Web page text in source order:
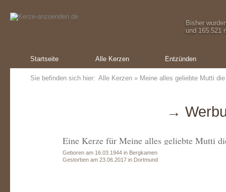
Bisher
und 165.521
Startseite Alle Kerzen Entzünden
Sie befinden sich hier: Alle Kerzen » Meine alles geliebte Mutti
→
Eine Kerze für Meine alles geliebte Mutti
Geboren am 16.03.1944 in Bergkamen
Gestorben am 23.06.2017 in Dortmund